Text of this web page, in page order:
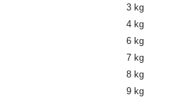
3 kg
4 kg
6 kg
7 kg
8 kg
9 kg